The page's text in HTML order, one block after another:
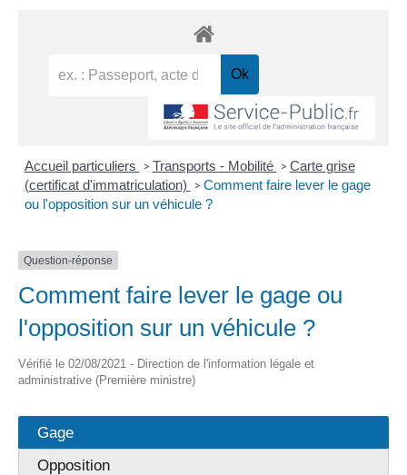
Accueil particuliers > Transports - Mobilité > Carte grise
(certificat d'immatriculation)
> Comment faire lever le gage
ou l'opposition sur un véhicule ?
Question-réponse
Comment faire lever le gage ou
l'opposition sur un véhicule ?
Vérifié le 02/08/2021 - Direction de l'information légale et
administrative (Première ministre)
Gage
Opposition